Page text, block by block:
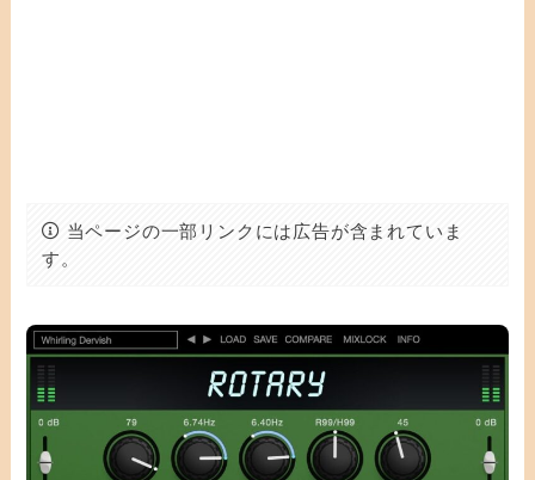
当ページの一部リンクには広告が含まれていま
す。